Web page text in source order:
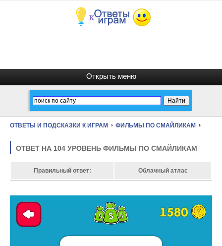
ОТВЕТЫ И ПОДСКАЗКИ К ИГРАМ ФИЛЬМЫ ПО СМАЙЛИКАМ
ОТВЕТ НА 104 УРОВЕНЬ ФИЛЬМЫ ПО СМАЙЛИКАМ
Правильный ответ: Облачный атлас